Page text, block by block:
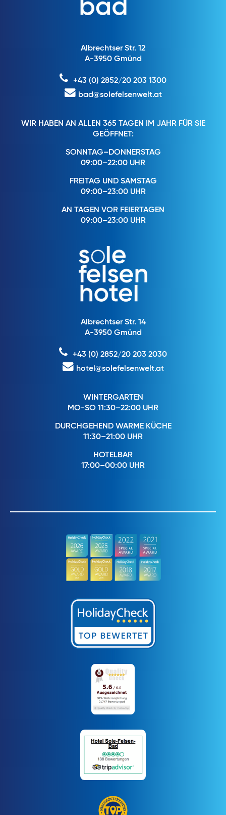
Albrechtser Str. 12
A-3950 Gmünd
+43 (0) 2852/20 203 1300
bad@solefelsenwelt.at
WIR HABEN AN ALLEN 365 TAGEN IM JAHR FÜR SIE
GEÖFFNET:
SONNTAG–DONNERSTAG
09:00–22:00 UHR
FREITAG UND SAMSTAG
09:00–23:00 UHR
AN TAGEN VOR FEIERTAGEN
09:00–23:00 UHR
Albrechtser Str. 14
A-3950 Gmünd
+43 (0) 2852/20 203 2030
hotel@solefelsenwelt.at
WINTERGARTEN
MO-SO 11:30–22:00 UHR
DURCHGEHEND WARME KÜCHE
11:30–21:00 UHR
HOTELBAR
17:00–00:00 UHR